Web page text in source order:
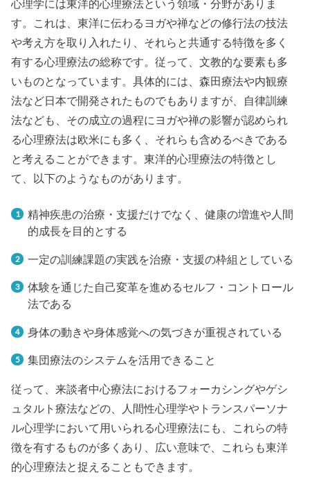
心理学には東洋的心理療法という領域・分野がありま
す。これは、東洋に伝わるヨガや禅などの修行法の技法
や考え方を取り入れたり、それらと共通する特徴を多く
有する心理療法の総称です。従って、文教的な要素も多
いものとなっています。具体的には、森田療法や内観療
法など日本で開発されたものでもありますが、自律訓練
法なども、その成立の過程にヨガや禅の影響が認められ
る心理療法は欧米にも多く、それらも含めるべきである
と考えることができます。東洋的心理療法の特徴とし
て、以下のようなものがあります。
精神疾患の治療・支援だけでなく、健康の増進や人間
的成長を目的とする
一定の訓練課題の実践を治療・支援の枠組としている
体験を通じた自己変革を進めるセルフ・コントロール
法である
身体の動きや身体感覚への気づきが重視されている
集団療法のシステムを活用できること
従って、来談者中心療法におけるフォーカシングやゲシ
ュタルト療法などの、人間性心理学やトランスパーソナ
ル心理学において用いられる心理療法にも、これらの特
徴を有するものが多くあり、広い意味で、これらも東洋
的心理療法と捉えることもできます。